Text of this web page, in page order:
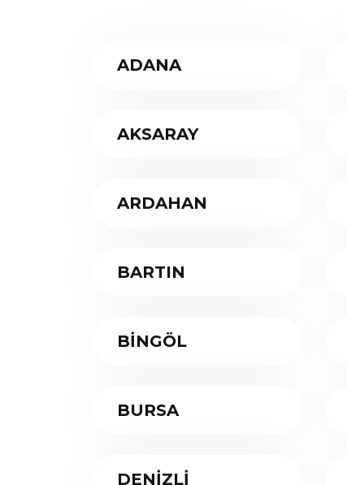
ADANA
AKSARAY
ARDAHAN
BARTIN
BİNGÖL
BURSA
DENİZLİ